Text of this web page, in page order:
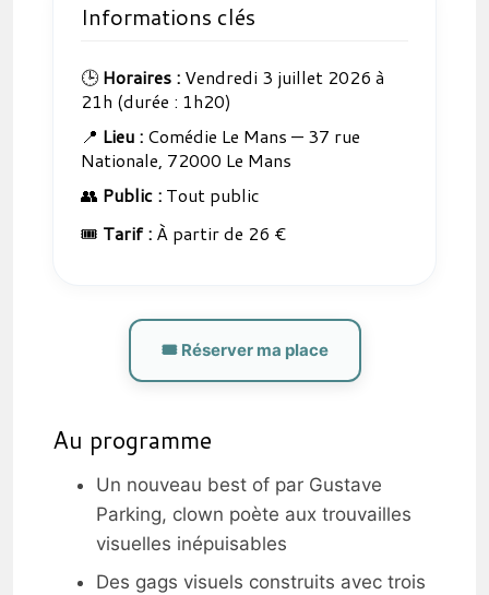
Informations clés
🕒 Horaires : Vendredi 3 juillet 2026 à
21h (durée : 1h20)
📍 Lieu : Comédie Le Mans — 37 rue
Nationale, 72000 Le Mans
👥 Public : Tout public
🎟️ Tarif : À partir de 26 €
🎟️ Réserver ma place
Au programme
Un nouveau best of par Gustave
Parking, clown poète aux trouvailles
visuelles inépuisables
Des gags visuels construits avec trois